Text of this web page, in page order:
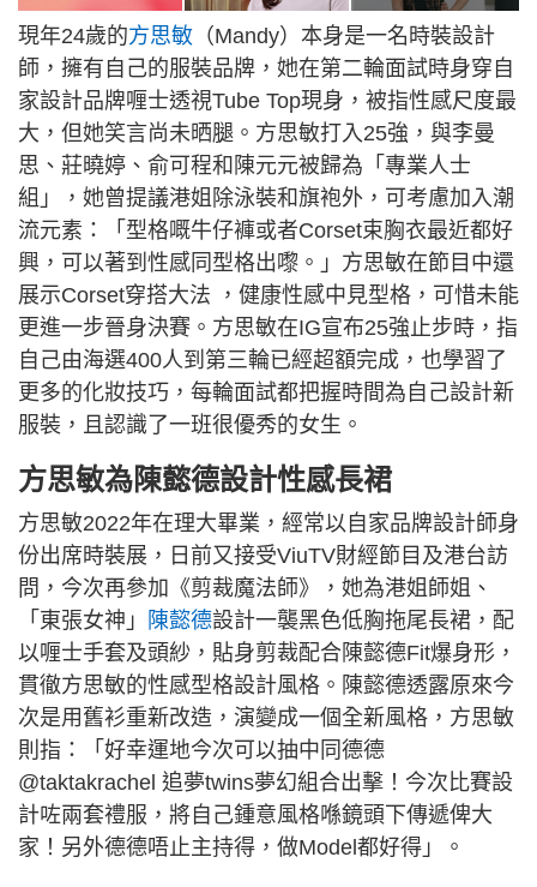
現年24歲的方思敏 （Mandy）本身是一名時裝設計
師，擁有自己的服裝品牌，她在第二輪面試時身穿自
家設計品牌喱士透視Tube Top現身，被指性感尺度最
大，但她笑言尚未晒腿。方思敏打入25強，與李曼
思、莊曉婷、俞可程和陳元元被歸為「專業人士
組」，她曾提議港姐除泳裝和旗袍外，可考慮加入潮
流元素：「型格嘅牛仔褲或者Corset束胸衣最近都好
興，可以著到性感同型格出嚟。」方思敏在節目中還
展示Corset穿搭大法 ，健康性感中見型格，可惜未能
更進一步晉身決賽。方思敏在IG宣布25強止步時，指
自己由海選400人到第三輪已經超額完成，也學習了
更多的化妝技巧，每輪面試都把握時間為自己設計新
服裝，且認識了一班很優秀的女生。
方思敏為陳懿德設計性感長裙
方思敏2022年在理大畢業，經常以自家品牌設計師身
份出席時裝展，日前又接受ViuTV財經節目及港台訪
問，今次再參加《剪裁魔法師》，她為港姐師姐、
「東張女神」
陳懿德設計一襲黑色低胸拖尾長裙，配
以喱士手套及頭紗，貼身剪裁配合陳懿德Fit爆身形，
貫徹方思敏的性感型格設計風格。陳懿德透露原來今
次是用舊衫重新改造，演變成一個全新風格，方思敏
則指：「好幸運地今次可以抽中同德德
@taktakrachel 追夢twins夢幻組合出擊！今次比賽設
計咗兩套禮服，將自己鍾意風格喺鏡頭下傳遞俾大
家！另外德德唔止主持得，做Model都好得」。